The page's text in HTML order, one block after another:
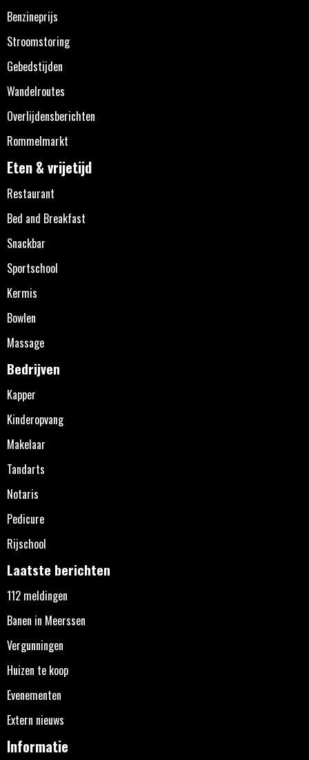
Benzineprijs
Stroomstoring
Gebedstijden
Wandelroutes
Overlijdensberichten
Rommelmarkt
Eten & vrijetijd
Restaurant
Bed and Breakfast
Snackbar
Sportschool
Kermis
Bowlen
Massage
Bedrijven
Kapper
Kinderopvang
Makelaar
Tandarts
Notaris
Pedicure
Rijschool
Laatste berichten
112 meldingen
Banen in Meerssen
Vergunningen
Huizen te koop
Evenementen
Extern nieuws
Informatie